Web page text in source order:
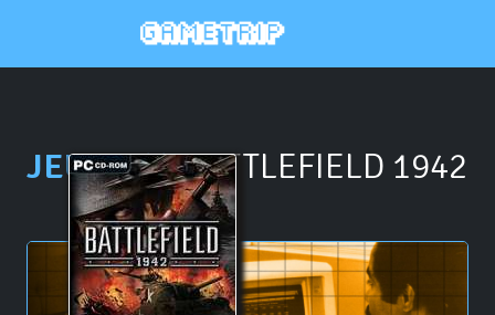
JEU PC \\BATTLEFIELD 1942